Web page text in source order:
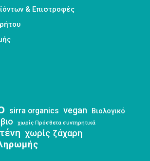
& Επιστροφές
sirra organics vegan Βιολογικό
βιο χωρίς Πρόσθετα συντηρητικά
χωρίς ζάχαρη